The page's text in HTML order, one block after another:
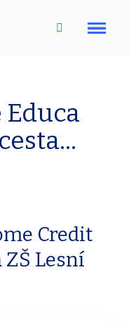
Menu
Credit
ZŠ Lesní